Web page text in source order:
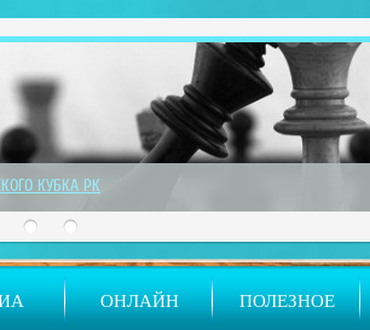
ОНЛАЙН ПОЛЕЗНОЕ
КУБКА РК